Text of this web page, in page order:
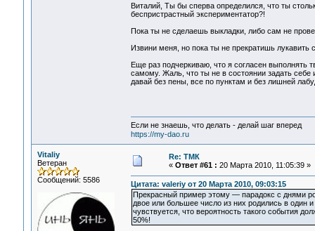
Виталий, Ты бы сперва определился, что ты
беспристрастный экспериментатор?!
Пока ты не сделаешь выкладки, либо сам не
Извини меня, но пока ты не прекратишь лукавить
Еще раз подчеркиваю, что я согласен выполнять
самому. Жаль, что ты не в состоянии задать себе
давай без пены, все по пунктам и без лишней
Если не знаешь, что делать - делай шаг вперед
https://my-dao.ru
Vitaliy
Ветеран
Сообщений: 5586
Re: ТМК
« Ответ #61 : 20 Марта 2010, 11:05:39 »
Цитата: valeriy от 20 Марта 2010, 09:03:15
Прекрасный пример этому — парадокс с днями
двое или большее число из них родились в один
чувствуется, что вероятность такого события
50%!